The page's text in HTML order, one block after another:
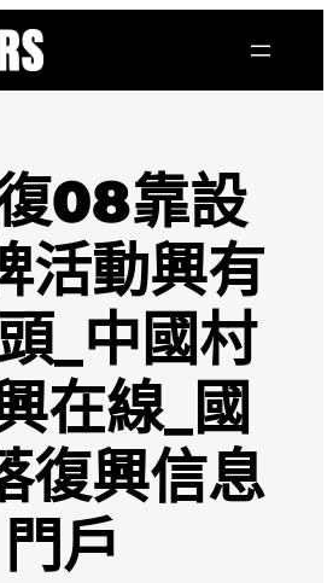
08靠設
活動興有
_中國村
在線_國
復興信息
門戶